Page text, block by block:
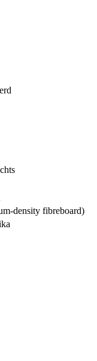
density fibreboard)